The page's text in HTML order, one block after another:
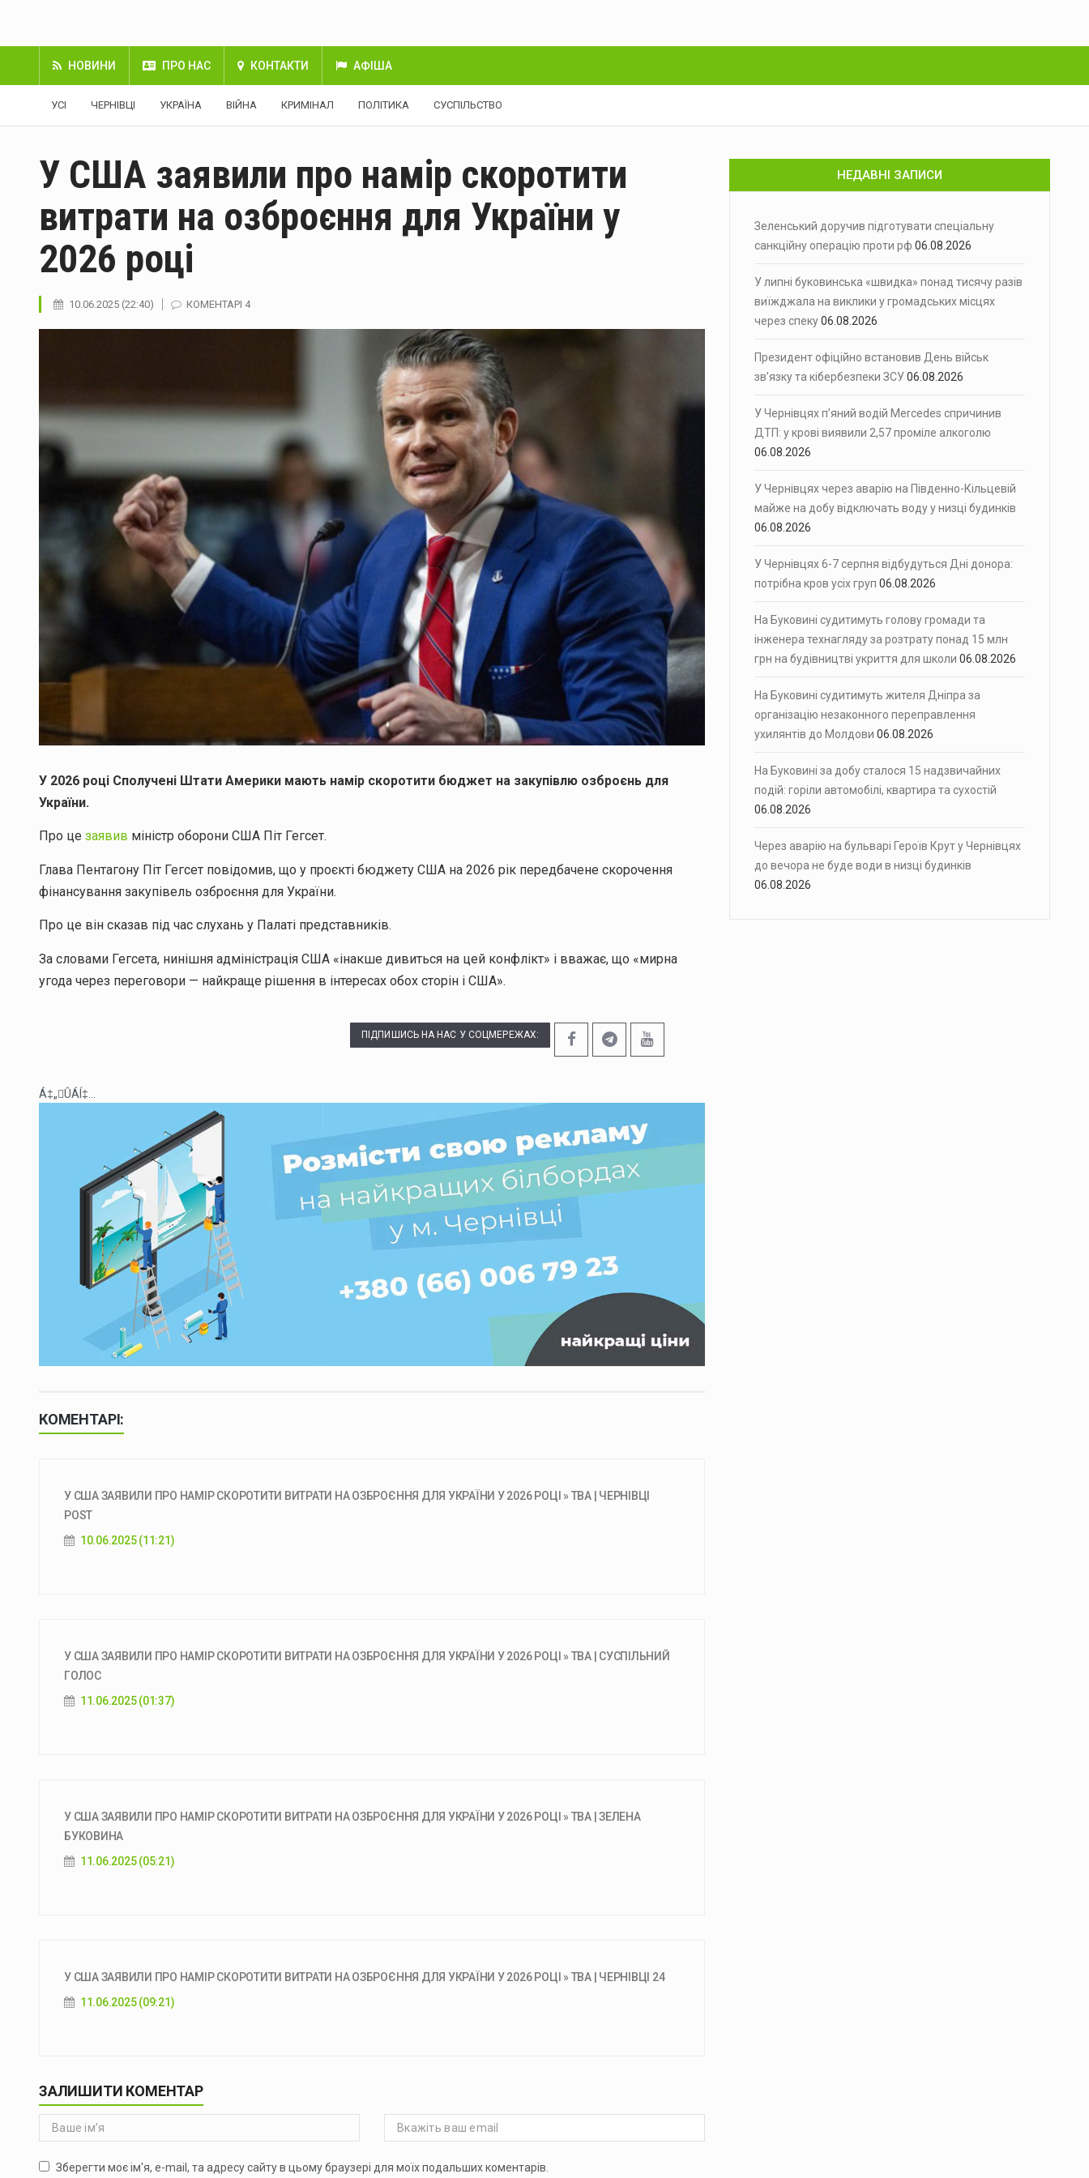
НОВИНИ ПРО НАС КОНТАКТИ АФІША
УСІ ЧЕРНІВЦІ УКРАЇНА ВІЙНА КРИМІНАЛ ПОЛІТИКА СУСПІЛЬСТВО
У США заявили про намір скоротити
витрати на озброєння для України у
2026 році
10.06.2025 (22:40) КОМЕНТАРІ 4
У 2026 році Сполучені Штати Америки мають намір скоротити бюджет на закупівлю озброєнь для
України.
Про це заявив міністр оборони США Піт Гегсет.
Глава Пентагону Піт Гегсет повідомив, що у проєкті бюджету США на 2026 рік передбачене скорочення
фінансування закупівель озброєння для України.
Про це він сказав під час слухань у Палаті представників.
За словами Гегсета, нинішня адміністрація США «інакше дивиться на цей конфлікт» і вважає, що «мирна
угода через переговори — найкраще рішення в інтересах обох сторін і США».
ПІДПИШИСЬ НА НАС У СОЦМЕРЕЖАХ:
Á‡„ÛÁÍ‡...
КОМЕНТАРІ:
У США ЗАЯВИЛИ ПРО НАМІР СКОРОТИТИ ВИТРАТИ НА ОЗБРОЄННЯ ДЛЯ УКРАЇНИ У 2026 РОЦІ » ТВА | ЧЕРНІВЦІ
POST
10.06.2025 (11:21)
У США ЗАЯВИЛИ ПРО НАМІР СКОРОТИТИ ВИТРАТИ НА ОЗБРОЄННЯ ДЛЯ УКРАЇНИ У 2026 РОЦІ » ТВА | СУСПІЛЬНИЙ
ГОЛОС
11.06.2025 (01:37)
У США ЗАЯВИЛИ ПРО НАМІР СКОРОТИТИ ВИТРАТИ НА ОЗБРОЄННЯ ДЛЯ УКРАЇНИ У 2026 РОЦІ » ТВА | ЗЕЛЕНА
БУКОВИНА
11.06.2025 (05:21)
У США ЗАЯВИЛИ ПРО НАМІР СКОРОТИТИ ВИТРАТИ НА ОЗБРОЄННЯ ДЛЯ УКРАЇНИ У 2026 РОЦІ » ТВА | ЧЕРНІВЦІ 24
11.06.2025 (09:21)
ЗАЛИШИТИ КОМЕНТАР
Зберегти моє ім'я, e-mail, та адресу сайту в цьому браузері для моїх подальших коментарів.
НЕДАВНІ ЗАПИСИ
Зеленський доручив підготувати спеціальну
санкційну операцію проти рф 06.08.2026
У липні буковинська «швидка» понад тисячу разів
виїжджала на виклики у громадських місцях
через спеку06.08.2026
Президент офіційно встановив День військ
зв’язку та кібербезпеки ЗСУ06.08.2026
У Чернівцях п’яний водій Mercedes спричинив
ДТП: у крові виявили 2,57 проміле алкоголю
06.08.2026
У Чернівцях через аварію на Південно-Кільцевій
майже на добу відключать воду у низці будинків
06.08.2026
У Чернівцях 6-7 серпня відбудуться Дні донора:
потрібна кров усіх груп 06.08.2026
На Буковині судитимуть голову громади та
інженера технагляду за розтрату понад 15 млн
грн на будівництві укриття для школи 06.08.2026
На Буковині судитимуть жителя Дніпра за
організацію незаконного переправлення
ухилянтів до Молдови 06.08.2026
На Буковині за добу сталося 15 надзвичайних
подій: горіли автомобілі, квартира та сухостій
06.08.2026
Через аварію на бульварі Героїв Крут у Чернівцях
до вечора не буде води в низці будинків
06.08.2026